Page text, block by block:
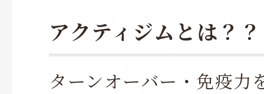
アクティジムとは？？
ターンオーバー・免疫力